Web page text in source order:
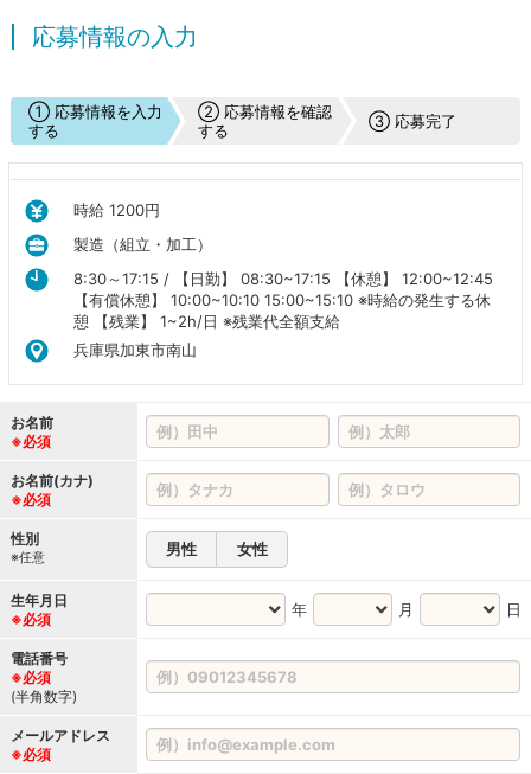
応募情報の入力
① 応募情報を入力
する
② 応募情報を確認
する
③ 応募完了
時給 1200円
製造（組立・加工）
8:30～17:15 / 【日勤】 08:30~17:15 【休憩】 12:00~12:45
【有償休憩】 10:00~10:10 15:00~15:10 ※時給の発生する休
憩 【残業】 1~2h/日 ※残業代全額支給
兵庫県加東市南山
お名前
※必須
お名前(カナ)
※必須
性別
※任意 男性 女性
生年月日
※必須
年 月 日
電話番号
※必須
(半角数字)
メールアドレス
※必須